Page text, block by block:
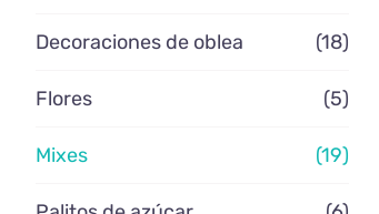
Decoraciones de oblea (18)
Flores (5)
Mixes (19)